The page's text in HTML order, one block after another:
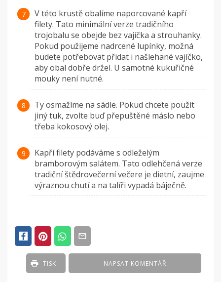
V této krustě obalíme naporcované kapří
filety. Tato minimální verze tradičního
trojobalu se obejde bez vajíčka a strouhanky.
Pokud použijeme nadrcené lupínky, možná
budete potřebovat přidat i našlehané vajíčko,
aby obal dobře držel. U samotné kukuřičné
mouky není nutné.
Ty osmažíme na sádle. Pokud chcete použít
jiný tuk, zvolte buď přepuštěné máslo nebo
třeba kokosový olej.
Kapří filety podáváme s odleželým
bramborovým salátem. Tato odlehčená verze
tradiční štědrovečerní večere je dietní, zaujme
výraznou chutí a na talíři vypadá báječně.
NAPSAT KOMENTÁŘ
TISK